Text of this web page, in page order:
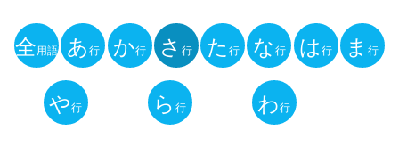
用
全用語 あ行 か行 さ行 た 行 な行 は行 ま行
や行 ら 行 わ行